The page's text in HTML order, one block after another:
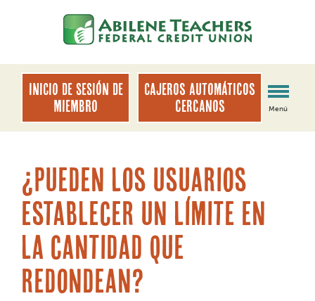
de
sesión
web
INICIO DE SESIÓN DE
MIEMBRO
Cajeros automáticos
cercanos
Menú
¿Pueden los usuarios
establecer un límite en
la cantidad que
redondean?